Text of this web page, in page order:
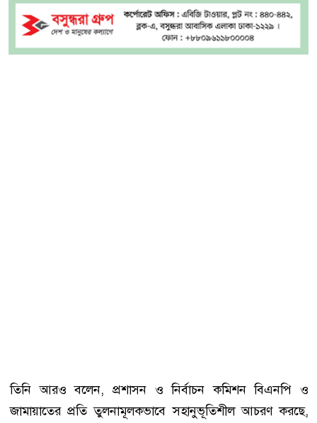
তিনি আরও বলেন, প্রশাসন ও নির্বাচন কমিশন বিএনপি ও
জামায়াতের প্রতি তুলনামূলকভাবে সহানুভূতিশীল আচরণ করছে,